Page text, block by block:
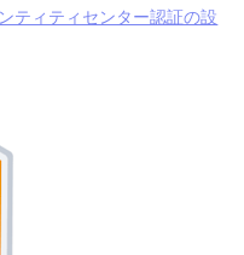
ティティセンター認証の設